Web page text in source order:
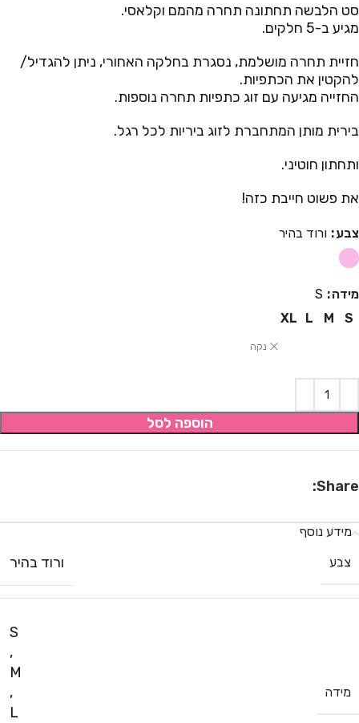
סט הלבשה תחתונה תחרה מהמם וקלאסי.
מגיע ב-5 חלקים.
חזיית תחרה מושלמת, נסגרת בחלקה האחורי, ניתן להגדיל/
להקטין את הכתפיות.
החזייה מגיעה עם זוג כתפיות תחרה נוספות.
בירית מותן המתחברת לזוג ביריות לכל רגל.
ותחתון חוטיני.
את פשוט חייבת כזה!
צבע ורוד בהיר
מידה
S
S
M
L
XL
נקה
הוספה לסל
Share:
מידע נוסף
צבע
ורוד בהיר
מידה
S
,
M
,
L